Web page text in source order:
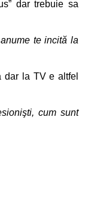
dar trebuie sa
te incită la
dar la TV e altfel
cum sunt